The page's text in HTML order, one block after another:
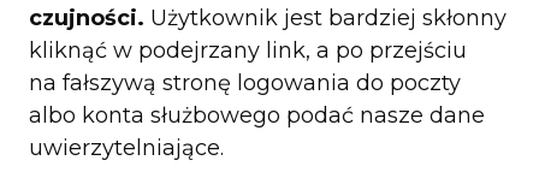
czujności. Użytkownik jest bardziej skłonny
kliknąć w podejrzany link, a po przejściu
na fałszywą stronę logowania do poczty
albo konta służbowego podać nasze dane
uwierzytelniające.